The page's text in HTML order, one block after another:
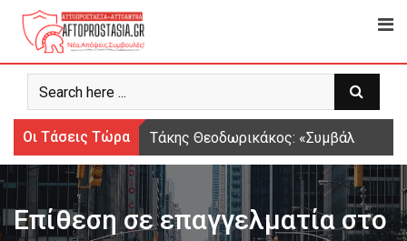
Ψάχνω
για...
Οι Τάσεις Τώρα Τάκης Θεοδωρικάκος: «Συμβάλλουμε
Επίθεση σε επαγγελματία στο